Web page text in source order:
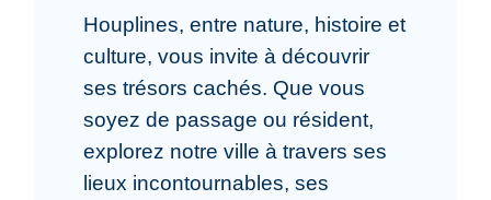
Houplines, entre nature, histoire et
culture, vous invite à découvrir
ses trésors cachés. Que vous
soyez de passage ou résident,
explorez notre ville à travers ses
lieux incontournables, ses